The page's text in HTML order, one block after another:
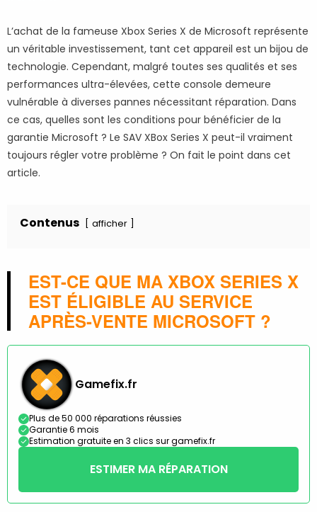
L’achat de la fameuse Xbox Series X de Microsoft représente
un véritable investissement, tant cet appareil est un bijou de
technologie. Cependant, malgré toutes ses qualités et ses
performances ultra-élevées, cette console demeure
vulnérable à diverses pannes nécessitant réparation. Dans
ce cas, quelles sont les conditions pour bénéficier de la
garantie Microsoft ? Le SAV XBox Series X peut-il vraiment
toujours régler votre problème ? On fait le point dans cet
article.
Contenus afficher
EST-CE QUE MA XBOX SERIES X
EST ÉLIGIBLE AU SERVICE
APRÈS-VENTE MICROSOFT ?
Gamefix.fr
Plus de 50 000 réparations réussies
Garantie 6 mois
Estimation gratuite en 3 clics sur gamefix.fr
ESTIMER MA RÉPARATION